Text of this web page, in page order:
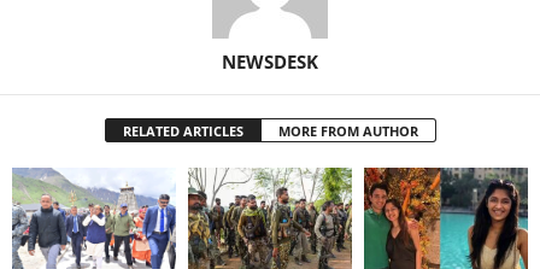
NEWSDESK
RELATED ARTICLES MORE FROM AUTHOR